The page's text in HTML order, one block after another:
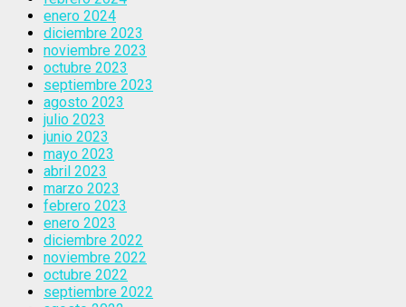
enero 2024
diciembre 2023
noviembre 2023
octubre 2023
septiembre 2023
agosto 2023
julio 2023
junio 2023
mayo 2023
abril 2023
marzo 2023
febrero 2023
enero 2023
diciembre 2022
noviembre 2022
octubre 2022
septiembre 2022